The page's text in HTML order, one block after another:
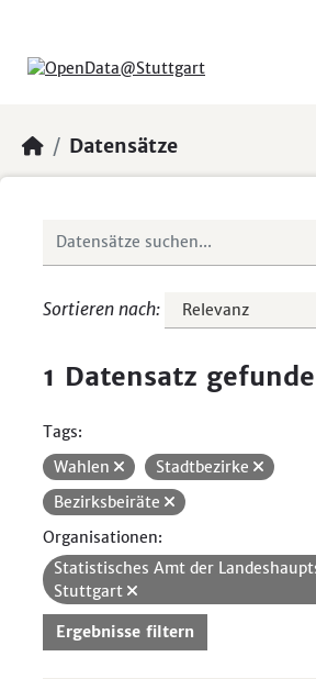
Datensätze
Sortieren nach
1 Datensatz
Tags:
Wahlen
Stadtbezirke
Bezirksbeiräte
Organisationen:
Statistisches Amt der
Stuttgart
Ergebnisse filtern